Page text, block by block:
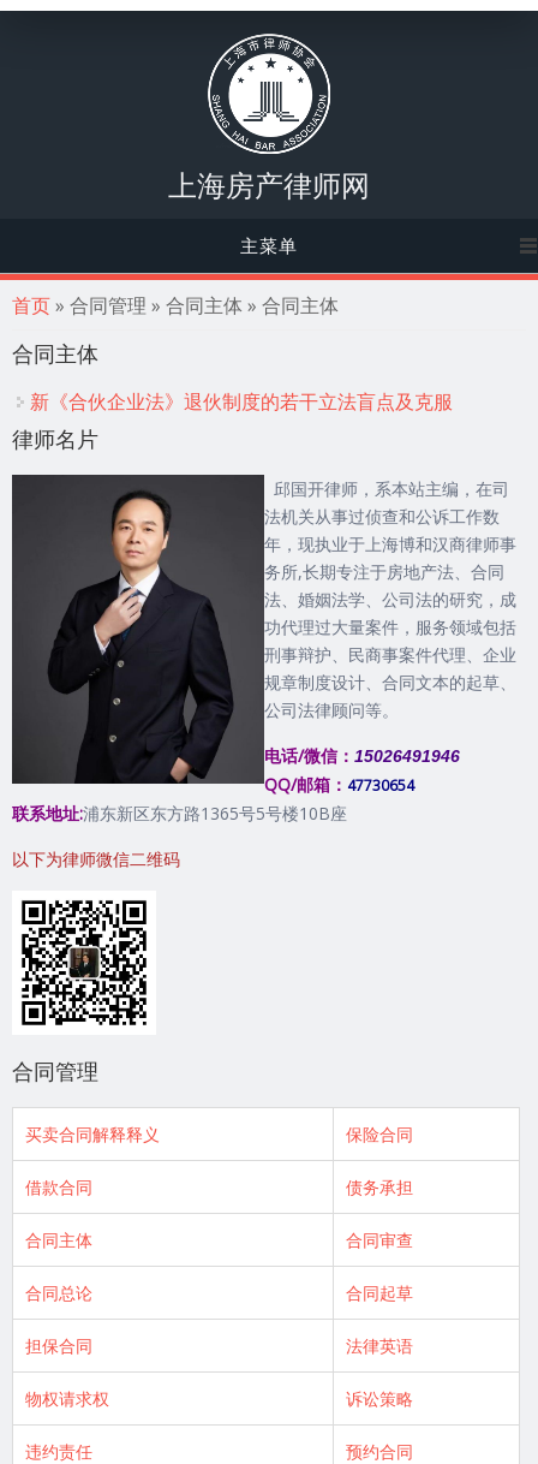
上海房产律师网
主菜单
你在这里
首页» 合同管理 » 合同主体 » 合同主体
合同主体
新《合伙企业法》退伙制度的若干立法盲点及克服
律师名片
邱国开律师，系本站主编，在司
法机关从事过侦查和公诉工作数
年，现执业于上海博和汉商律师事
务所,长期专注于房地产法、合同
法、婚姻法学、公司法的研究，成
功代理过大量案件，服务领域包括
刑事辩护、民商事案件代理、企业
规章制度设计、合同文本的起草、
公司法律顾问等。
电话/微信： 15026491946
QQ/邮箱： 47730654
联系地址:浦东新区东方路1365号5号楼10B座
以下为律师微信二维码
合同管理
买卖合同解释释义 保险合同
借款合同 债务承担
合同主体 合同审查
合同总论 合同起草
担保合同 法律英语
物权请求权 诉讼策略
违约责任 预约合同